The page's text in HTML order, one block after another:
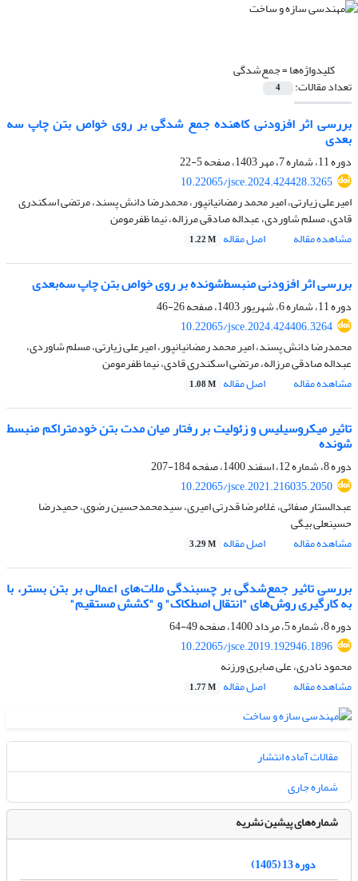
کلیدواژه‌ها =جمع‌شدگی
تعداد مقالات: 4
بررسی اثر افزودنی کاهنده جمع شدگی بر روی خواص بتن چاپ سه
بعدی
دوره 11، شماره 7، مهر 1403، صفحه
5-22
10.22065/jsce.2024.424428.3265
امیرعلی زیارتی، امیر محمد رمضانیانپور، محمدرضا دانش پسند، مرتضی اسکندری
قادی، مسلم شاوردی، عبداله صادقی مرزاله، نیما ظفرمومن
مشاهده مقاله
اصل مقاله 1.22 M
بررسی اثر افزودنی منبسط‌شونده بر روی خواص بتن چاپ سه‌بعدی
دوره 11، شماره 6، شهریور 1403، صفحه
26-46
10.22065/jsce.2024.424406.3264
محمدرضا دانش پسند، امیر محمد رمضانیانپور، امیرعلی زیارتی، مسلم شاوردی،
عبداله صادقی مرزاله، مرتضی اسکندری قادی، نیما ظفرمومن
مشاهده مقاله
اصل مقاله 1.08 M
تاثیر میکروسیلیس و زئولیت بر رفتار میان مدت بتن خودمتراکم منبسط
شونده
دوره 8، شماره 12، اسفند 1400، صفحه
184-207
10.22065/jsce.2021.216035.2050
عبدالستار صفائی، غلامرضا قدرتی امیری، سیدمحمدحسین رضوی، حمیدرضا
حسینعلی بیگی
مشاهده مقاله
اصل مقاله 3.29 M
بررسی تاثیر جمع‌شدگی بر چسبندگی ملات‌های اعمالی بر بتن بستر، با
به کارگیری روش‌های "انتقال اصطکاک" و "کشش مستقیم"
دوره 8، شماره 5، مرداد 1400، صفحه
49-64
10.22065/jsce.2019.192946.1896
محمود نادری، علی صابری ورزنه
مشاهده مقاله
اصل مقاله 1.77 M
مقالات آماده انتشار
شماره جاری
شماره‌های پیشین نشریه
دوره 13 (1405)